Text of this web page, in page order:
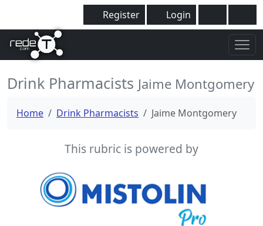
Register Login
Drink Pharmacists Jaime Montgomery
Home Drink Pharmacists Jaime Montgomery
This rubric is powered by